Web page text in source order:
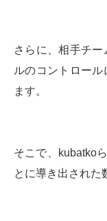
さらに、相手チ
ルのコントロー
ます。
そこで、kubatko
とに導き出された